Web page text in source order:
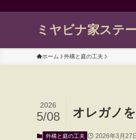
ミヤビナ家ステ
ホーム 外構と庭の工夫
オレガノ
2026
5/08
外構と庭の工夫 2026年3月27